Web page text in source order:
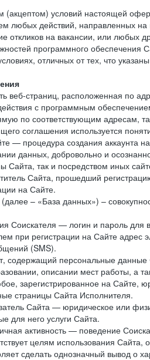
(акцептом) условий настоящей
любых действий, направленных
откликов на вакансии, или любых
программного обеспечения
отличных от тех, что
веб-страниц, расположенная по
с программным
по соответствующим адресам,
соглашения используется
— процедура создания аккаунта
данных, добровольно и
Сайта, так и посредством иных
Сайта, прошедший
на Сайте.
– «База данных») –
Соискателя — логин и пароль для
при регистрации на Сайте
(SMS).
содержащий персональные
описании мест работы, а
зарегистрированное на Сайте,
страницы Сайта Исполнителя.
Сайта — юридическое или
для него услуги Сайта.
активность — поведение
целям использования
сделать однозначный вывод о